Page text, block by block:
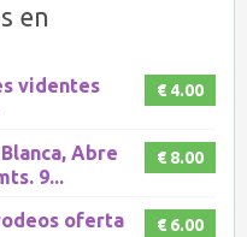
en
€ 4.00
videntes
€ 8.00
Abre
9...
€ 6.00
oferta